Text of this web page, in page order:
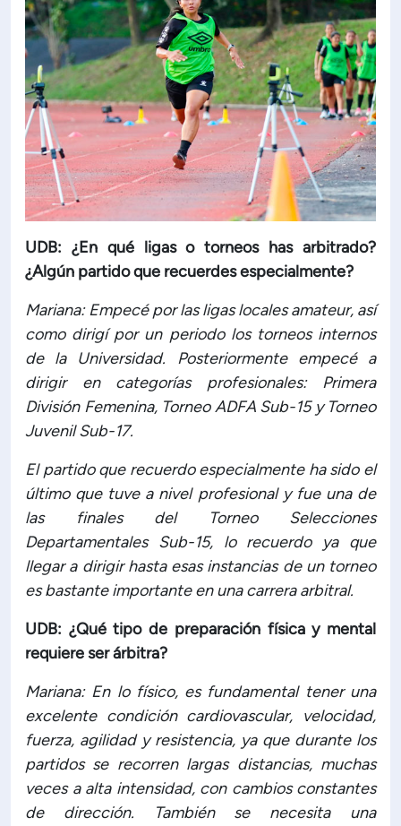
UDB: ¿En qué ligas o torneos has arbitrado?
¿Algún partido que recuerdes especialmente?
Mariana: Empecé por las ligas locales amateur, así
como dirigí por un periodo los torneos internos
de la Universidad. Posteriormente empecé a
dirigir en categorías profesionales: Primera
División Femenina, Torneo ADFA Sub-15 y Torneo
Juvenil Sub-17.
El partido que recuerdo especialmente ha sido el
último que tuve a nivel profesional y fue una de
las finales del Torneo Selecciones
Departamentales Sub-15, lo recuerdo ya que
llegar a dirigir hasta esas instancias de un torneo
es bastante importante en una carrera arbitral.
UDB: ¿Qué tipo de preparación física y mental
requiere ser árbitra?
Mariana: En lo físico, es fundamental tener una
excelente condición cardiovascular, velocidad,
fuerza, agilidad y resistencia, ya que durante los
partidos se recorren largas distancias, muchas
veces a alta intensidad, con cambios constantes
de dirección. También se necesita una